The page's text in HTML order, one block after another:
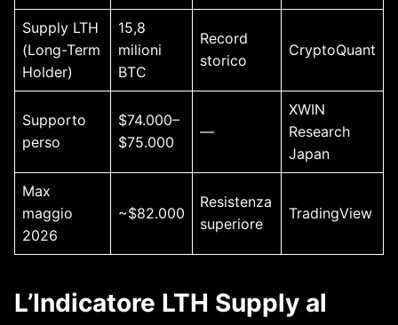
Supply LTH
(Long-Term
Holder)
15,8
milioni
BTC
Record
storico
CryptoQuant
Supporto
perso
$74.000–
$75.000
—
XWIN
Research
Japan
Max
maggio
2026
~$82.000
Resistenza
superiore
TradingView
L’Indicatore LTH Supply al